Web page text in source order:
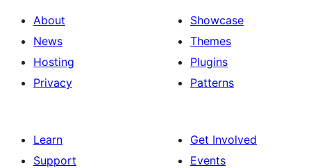
About
News
Hosting
Privacy
Showcase
Themes
Plugins
Patterns
Learn
Support
Get Involved
Events